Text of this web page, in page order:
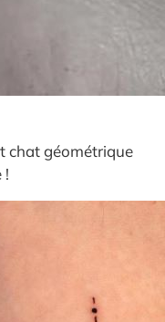
chat géométrique
!